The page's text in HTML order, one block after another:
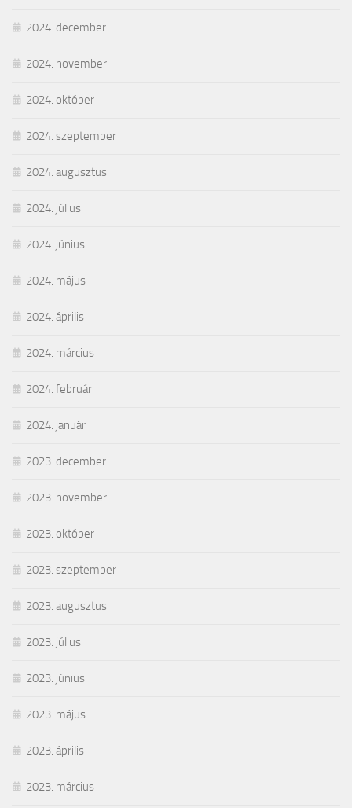
2024. december
2024. november
2024. október
2024. szeptember
2024. augusztus
2024. július
2024. június
2024. május
2024. április
2024. március
2024. február
2024. január
2023. december
2023. november
2023. október
2023. szeptember
2023. augusztus
2023. július
2023. június
2023. május
2023. április
2023. március